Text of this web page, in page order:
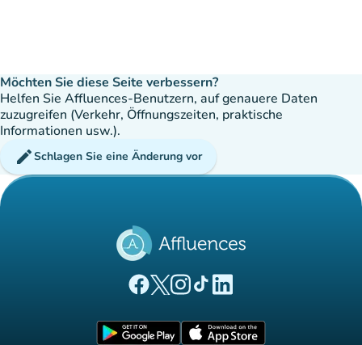
Möchten Sie diese Seite verbessern?
Helfen Sie Affluences-Benutzern, auf genauere Daten
zuzugreifen (Verkehr, Öffnungszeiten, praktische
Informationen usw.).
editSchlagen Sie eine Änderung vor
(new tab)
(new tab)
(new tab)(new tab)
(new tab)